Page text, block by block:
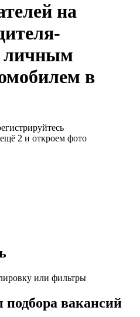
на
личным
в
2 и откроем фото
или фильтры
вакансий